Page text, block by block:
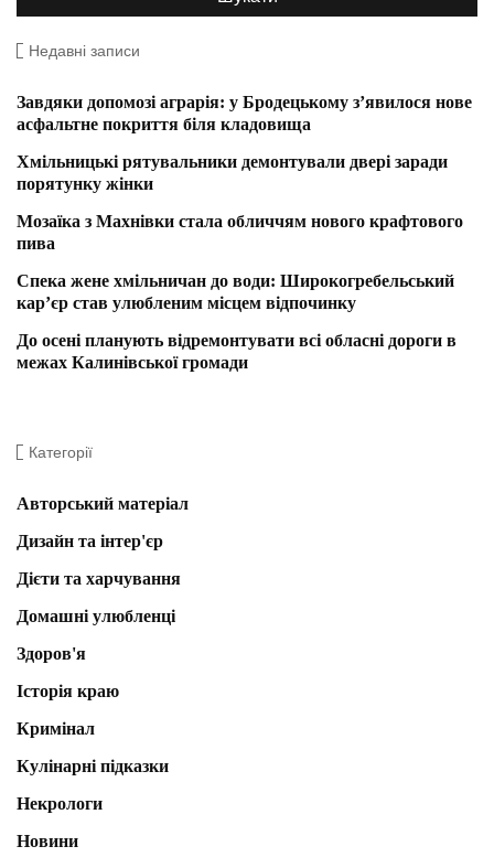
Недавні записи
Завдяки допомозі аграрія: у Бродецькому з’явилося нове
асфальтне покриття біля кладовища
Хмільницькі рятувальники демонтували двері заради
порятунку жінки
Мозаїка з Махнівки стала обличчям нового крафтового
пива
Спека жене хмільничан до води: Широкогребельський
кар’єр став улюбленим місцем відпочинку
До осені планують відремонтувати всі обласні дороги в
межах Калинівської громади
Категорії
Авторський матеріал
Дизайн та інтер'єр
Дієти та харчування
Домашні улюбленці
Здоров'я
Історія краю
Кримінал
Кулінарні підказки
Некрологи
Новини